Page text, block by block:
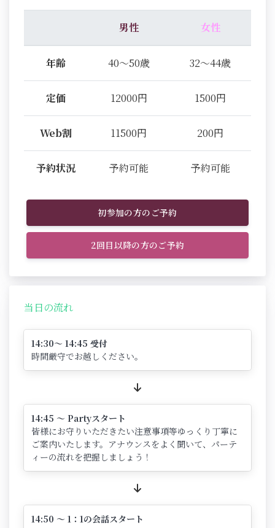
男性 女性
年齢 40～50歳 32～44歳
定価 12000円 1500円
Web割 11500円 200円
予約状況 予約可能 予約可能
初参加の方のご予約
2回目以降の方のご予約
当日の流れ
14:30～ 14:45 受付
時間厳守でお越しください。
14:45 ～ Partyスタート
皆様にお守りいただきたい注意事項等ゆっくり丁寧に
ご案内いたします。アナウンスをよく聞いて、パーテ
ィーの流れを把握しましょう！
14:50 ～ 1：1の会話スタート